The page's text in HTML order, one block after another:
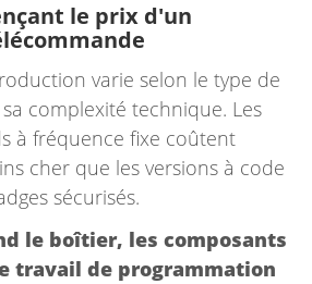
le prix d'un
varie selon le type de
complexité technique. Les
à fréquence fixe coûtent
cher que les versions à code
sécurisés.
le boîtier, les composants
travail de programmation